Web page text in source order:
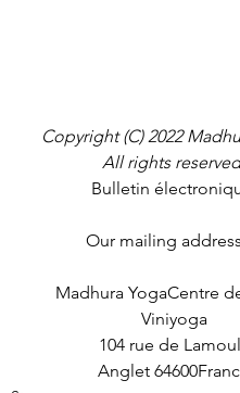
Copyright (C) 2022
All rights
Bulletin
Our mailing
Madhura YogaCentre
Viniyoga
104 rue de
Anglet